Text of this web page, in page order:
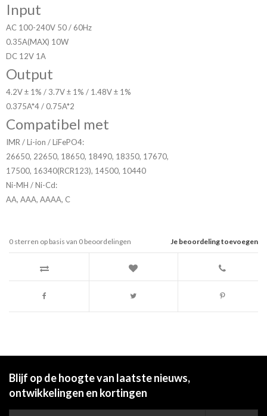
Input
AC 100-240V 50 / 60Hz
0.35A(MAX) 10W
DC 12V 1A
Output
4.2V ± 1% / 3.7V ± 1% / 1.48V ± 1%
0.375A*4 / 0.75A*2
Compatibel met
IMR / Li-ion / LiFePO4:
26650, 22650, 18650, 18490, 18350, 17670,
17500, 16340(RCR123), 14500, 10440
Ni-MH / Ni-Cd:
AA, AAA, AAAA, C
Je beoordeling toevoegen
0 sterren op basis van 0 beoordelingen
Blijf op de hoogte van laatste nieuws,
ontwikkelingen en kortingen